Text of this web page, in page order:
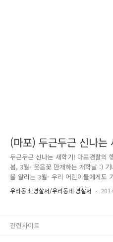
(마포) 두근두근 신나
쟈냐 ~~~
두근두근 신나는 새학기! 마포경찰의
봄, 3월- 웃음꽃 만개하는 개학날 :)
을 알리는 3월- 우리 어린이들에게도
다가왔습니다! 새학년, 새학기… 두근
책을 들고 학교에 들어서는 아이들.
찰이 나섰습니다! 어서와, 이런 등굣
우리동네 경찰서/우리동네 경찰서
관련사이트